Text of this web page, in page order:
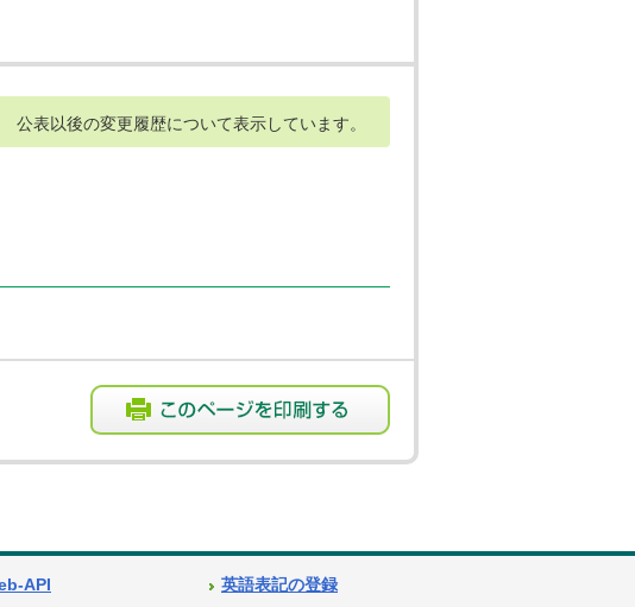
公表以後の変更履歴について表示しています。
API
英語表記の登録